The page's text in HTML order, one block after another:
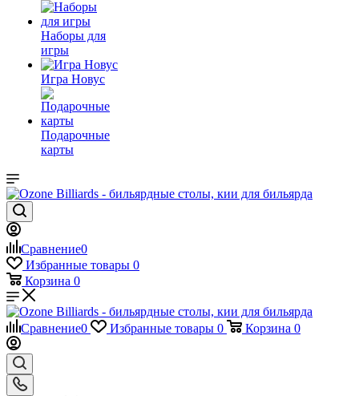
Наборы для
игры
Игра Новус
Подарочные
карты
Сравнение0
Избранные товары 0
Корзина 0
Сравнение0 Избранные товары 0 Корзина 0